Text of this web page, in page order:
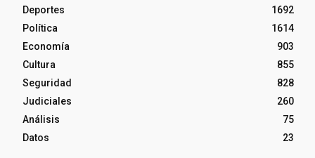
Deportes
1692
Política
1614
Economía
903
Cultura
855
Seguridad
828
Judiciales
260
Análisis
75
Datos
23